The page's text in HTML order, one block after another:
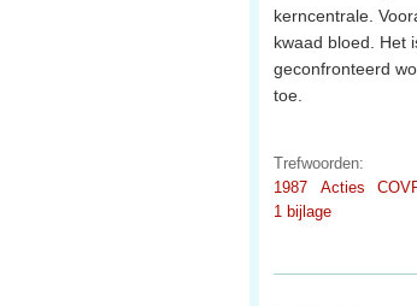
kerncentrale.
kwaad bloed. Het
geconfronteerd
toe.
Trefwoorden:
1987
Acties
1 bijlage